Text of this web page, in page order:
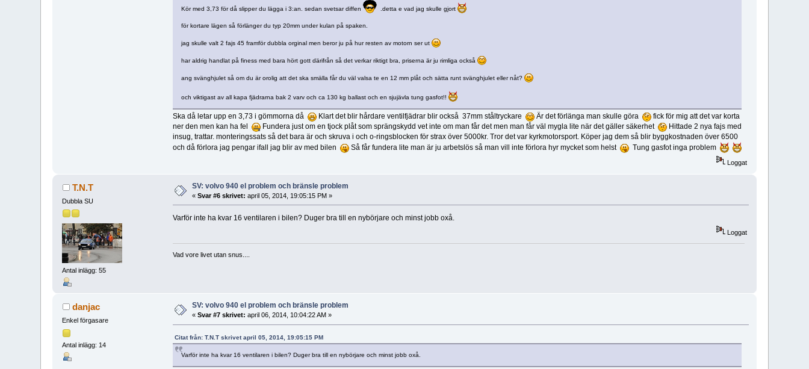
Kör med 3,73 för då slipper du lägga i 3:an. sedan svetsar diffen .detta e vad jag skulle gjort
för kortare lägen så förlänger du typ 20mm under kulan på spaken.
jag skulle valt 2 fajs 45 framför dubbla orginal men beror ju på hur resten av motorn ser ut
har aldrig handlat på finess med bara hört gott därifrån så det verkar riktigt bra, priserna är ju rimliga också
ang svänghjulet så om du är orolig att det ska smälla får du väl valsa te en 12 mm plåt och sätta runt svänghjulet eller nåt?
och viktigast av all kapa fjädrarna bak 2 varv och ca 130 kg ballast och en sjujävla tung gasfot!!
Ska då letar upp en 3,73 i gömmorna då Klart det blir hårdare ventilfjädrar blir också 37mm ståltryckare Är det förlänga man skulle göra
fick för mig att det var korta
ner den men kan ha fel
Fundera just om en tjock plåt som sprängskydd vet inte om man får det men man får väl mygla lite när det gäller säkerhet
Hittade 2 nya fajs med
insug, trattar. monteringssats så det bara är och skruva i och o-ringsblocken för strax över 5000kr. Tror det var kyrkmotorsport. Köper jag dem så blir byggkostnaden över 6500
och då förlora jag pengar ifall jag blir av med bilen
Så får fundera lite man är ju arbetslös så man vill inte förlora hyr mycket som helst Tung gasfot inga problem
Loggat
T.N.T
Dubbla SU
Antal inlägg: 55
SV: volvo 940 el problem och bränsle problem
«Svar #6 skrivet: april 05, 2014, 19:05:15 PM »
Varför inte ha kvar 16 ventilaren i bilen? Duger bra till en nybörjare och minst jobb oxå.
Loggat
Vad vore livet utan snus....
danjac
Enkel förgasare
Antal inlägg: 14
SV: volvo 940 el problem och bränsle problem
«Svar #7 skrivet: april 06, 2014, 10:04:22 AM »
Citat från: T.N.T skrivet april 05, 2014, 19:05:15 PM
Varför inte ha kvar 16 ventilaren i bilen? Duger bra till en nybörjare och minst jobb oxå.